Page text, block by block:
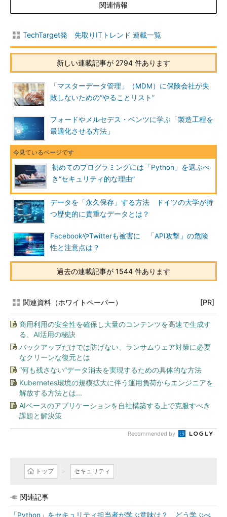
関連情報
TechTarget発 先取りITトレンド 連載一覧
新しい連載記事が 2794 件あります
「マスターデータ管理」（MDM）に保険会社が失
敗しないための“やることリスト”
フォードやメルセデス・ベンツに学ぶ「製造工程を
最適化させる方法」
初めてのプログラミングには「Python」を選ぶべ
き“セキュリティ的な理由”
データを「永久保存」する方法 ドイツの大学が持
つ歴史的に貴重なデータとは？
FacebookやTwitterも被害に 「API攻撃」の危険
性と注意点は？
過去の連載記事が 1544 件あります
関連資料（ホワイトペーパー） [PR]
商用利用の安全性を確保し大量のコンテンツを高速で生成す
る、AI活用の秘訣
バックアップだけでは防げない、ランサムウェア対策に必要
なクリーンな復元とは
“何も残さない”データ消去を実現するための具体的な方法
Kubernetes環境の規模拡大に伴う運用負荷からエンジニアを
解放する方法とは...
AIベースのアプリケーションを自社構築する上で克服すべき
課題と解決策
Recommended by
トップ セキュリティ
関連記事
「Python」をセキュリティ担当者が学ぶ意味は？ どう学ぶべ